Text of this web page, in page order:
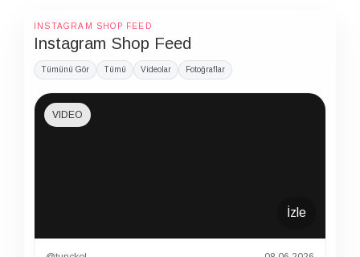
INSTAGRAM SHOP FEED
Instagram Shop Feed
Tümünü Gör Tümü Videolar Fotoğraflar
İzle
VIDEO